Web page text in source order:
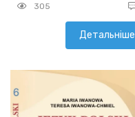
305
Детальніше